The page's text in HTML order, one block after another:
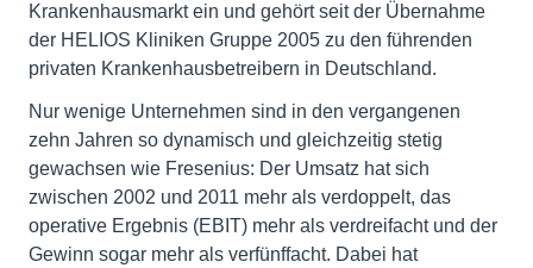
Krankenhausmarkt ein und gehört seit der Übernahme
der HELIOS Kliniken Gruppe 2005 zu den führenden
privaten Krankenhausbetreibern in Deutschland.
Nur wenige Unternehmen sind in den vergangenen
zehn Jahren so dynamisch und gleichzeitig stetig
gewachsen wie Fresenius: Der Umsatz hat sich
zwischen 2002 und 2011 mehr als verdoppelt, das
operative Ergebnis (EBIT) mehr als verdreifacht und der
Gewinn sogar mehr als verfünffacht. Dabei hat